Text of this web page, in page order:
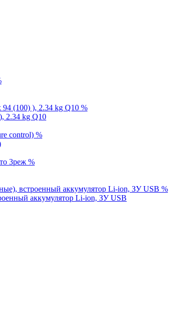
%
2.34 kg Q10
%
%
%
аккумулятор Li-ion, ЗУ USB